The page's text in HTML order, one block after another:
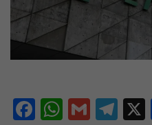
F W G T